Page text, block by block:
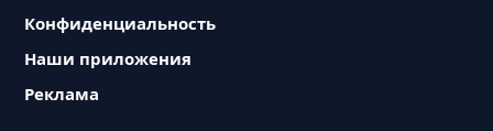
Конфиденциальность
Наши приложения
Реклама